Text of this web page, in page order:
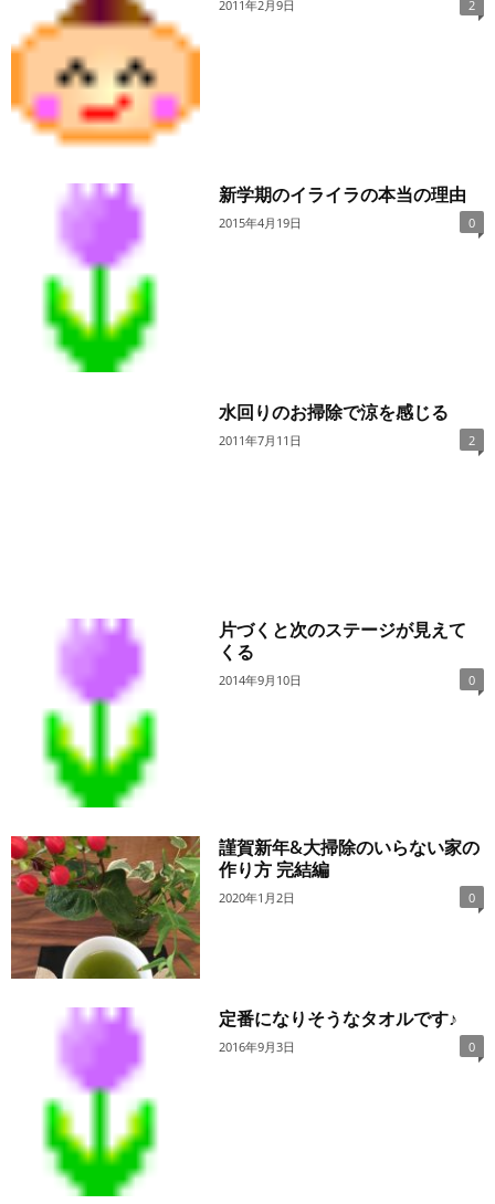
2011年2月9日 2
新学期のイライラの本当の理由
2015年4月19日 0
水回りのお掃除で涼を感じる
2011年7月11日 2
片づくと次のステージが見えて
くる
2014年9月10日 0
謹賀新年&大掃除のいらない家の
作り方 完結編
2020年1月2日 0
定番になりそうなタオルです♪
2016年9月3日 0